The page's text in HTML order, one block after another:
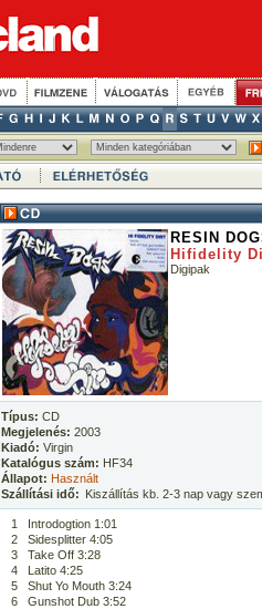
RESIN
Hifidelity
Digipak
Típus: CD
Megjelenés: 2003
Kiadó: Virgin
Katalógus szám: HF34
Állapot: Használt
Szállítási idő: Kiszállítás kb. 2-3 nap vagy
1
Introdogtion 1:01
2
Sidesplitter 4:05
3
Take Off 3:28
4
Latito 4:25
5
Shut Yo Mouth 3:24
6
Gunshot Dub 3:52